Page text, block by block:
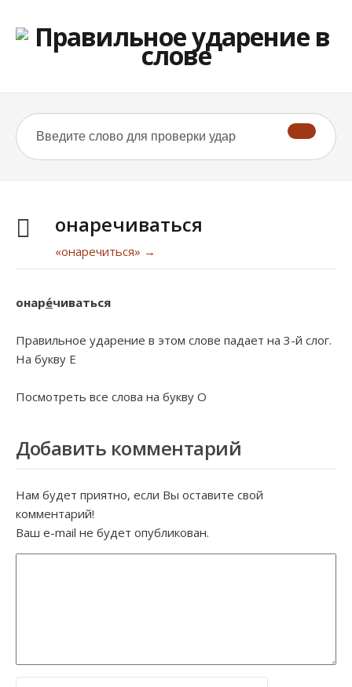
онаречиваться
«онаречиться» →
онаре́чиваться
Правильное ударение в этом слове падает на 3-й слог.
На букву Е
Посмотреть все слова на букву О
Добавить комментарий
Нам будет приятно, если Вы оставите свой
комментарий!
Ваш e-mail не будет опубликован.